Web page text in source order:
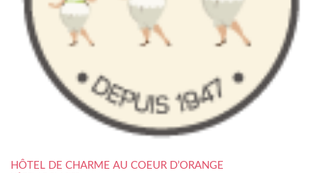
HÔTEL DE CHARME AU COEUR D’ORANGE